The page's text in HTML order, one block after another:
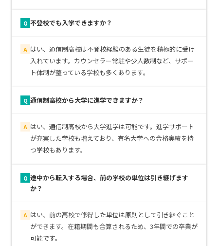
Q 不登校でも入学できますか？
A はい、通信制高校は不登校経験のある生徒を積極的に受け
入れています。カウンセラー常駐や少人数制など、サポー
ト体制が整っている学校も多くあります。
Q 通信制高校から大学に進学できますか？
A はい、通信制高校から大学進学は可能です。進学サポート
が充実した学校も増えており、有名大学への合格実績を持
つ学校もあります。
Q 途中から転入する場合、前の学校の単位は引き継げます
か？
A はい、前の高校で修得した単位は原則として引き継ぐこと
ができます。在籍期間も合算されるため、3年間での卒業が
可能です。